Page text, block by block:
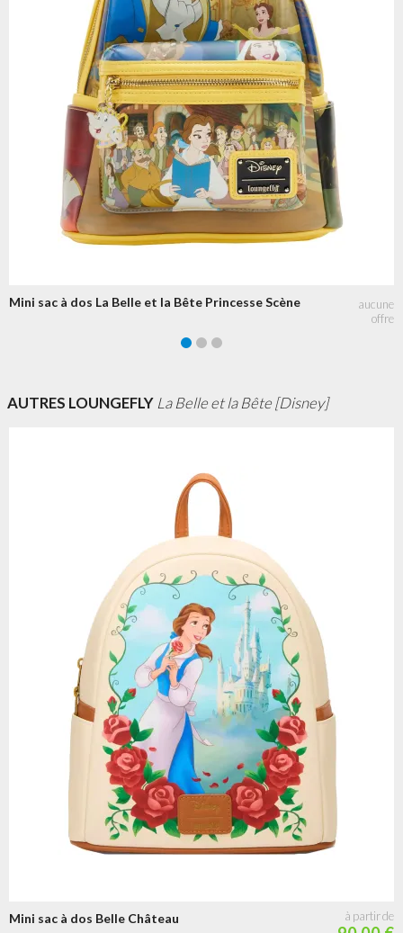
Mini sac à dos La Belle et la Bête Princesse Scène
AUTRES LOUNGEFLY La Belle et la Bête [Disney]
Mini sac à dos Belle Château